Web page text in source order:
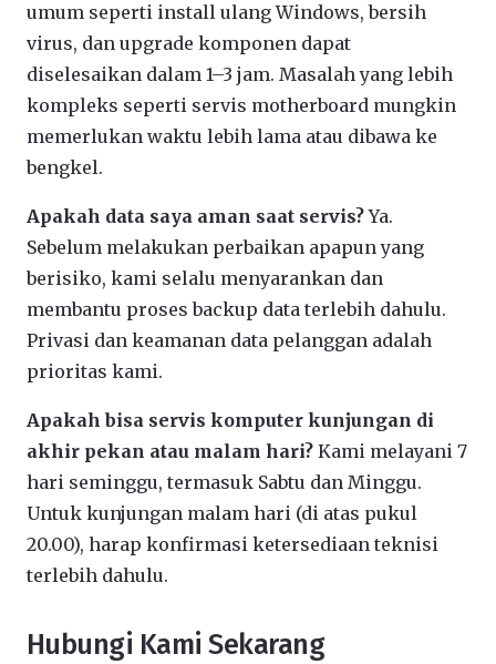
umum seperti install ulang Windows, bersih
virus, dan upgrade komponen dapat
diselesaikan dalam 1–3 jam. Masalah yang lebih
kompleks seperti servis motherboard mungkin
memerlukan waktu lebih lama atau dibawa ke
bengkel.
Apakah data saya aman saat servis?Ya.
Sebelum melakukan perbaikan apapun yang
berisiko, kami selalu menyarankan dan
membantu proses backup data terlebih dahulu.
Privasi dan keamanan data pelanggan adalah
prioritas kami.
Apakah bisa servis komputer kunjungan di
akhir pekan atau malam hari? Kami melayani 7
hari seminggu, termasuk Sabtu dan Minggu.
Untuk kunjungan malam hari (di atas pukul
20.00), harap konfirmasi ketersediaan teknisi
terlebih dahulu.
Hubungi Kami Sekarang